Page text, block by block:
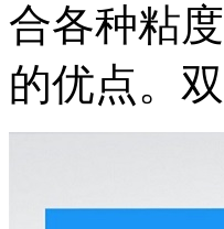
合各种粘
的优点。